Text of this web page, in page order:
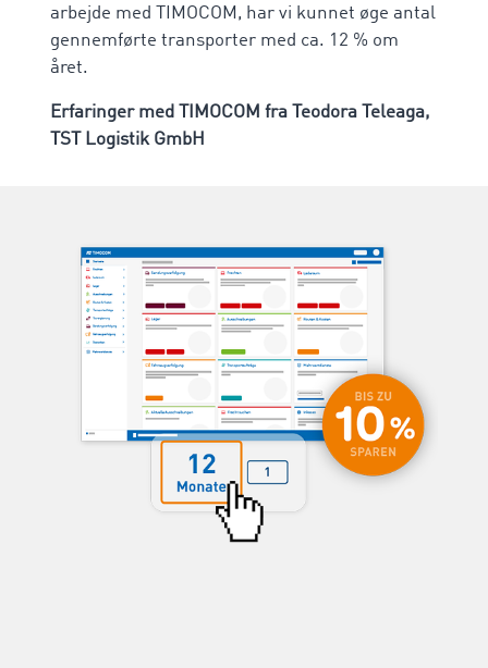
arbejde med TIMOCOM, har vi kunnet øge antal
gennemførte transporter med ca. 12 % om
året.
Erfaringer med TIMOCOM fra Teodora Teleaga,
TST Logistik GmbH